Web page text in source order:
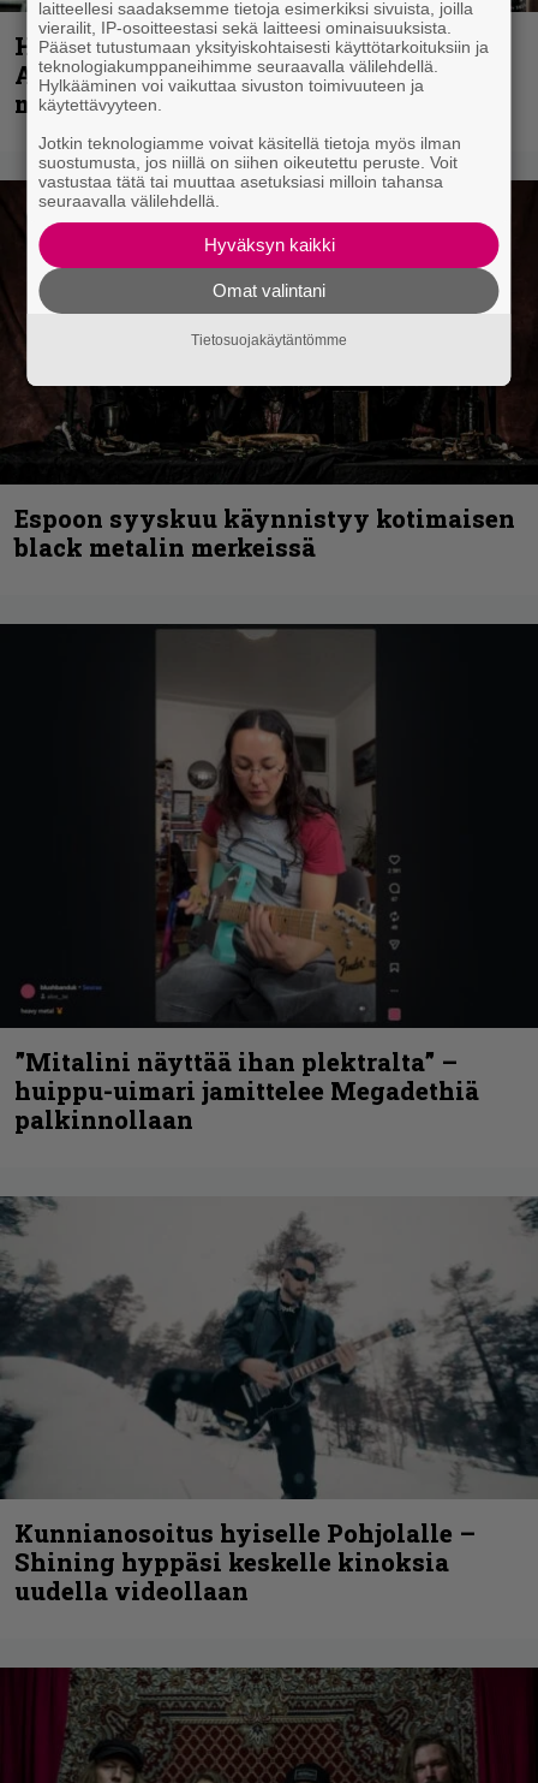
Hellsinki Metal Festival kuvina, osa 1 –
Accept, Carcass, Black Label Society ja
muita avauspäivän esiintyjiä
Espoon syyskuu käynnistyy kotimaisen
black metalin merkeissä
”Mitalini näyttää ihan plektralta” –
huippu-uimari jamittelee Megadethiä
palkinnollaan
Kunnianosoitus hyiselle Pohjolalle –
Shining hyppäsi keskelle kinoksia
uudella videollaan
laitteellesi saadaksemme tietoja esimerkiksi sivuista, joilla
vierailit, IP-osoitteestasi sekä laitteesi ominaisuuksista.
Pääset tutustumaan yksityiskohtaisesti käyttötarkoituksiin ja
teknologiakumppaneihimme seuraavalla välilehdellä.
Hylkääminen voi vaikuttaa sivuston toimivuuteen ja
käytettävyyteen.
Jotkin teknologiamme voivat käsitellä tietoja myös ilman
suostumusta, jos niillä on siihen oikeutettu peruste. Voit
vastustaa tätä tai muuttaa asetuksiasi milloin tahansa
seuraavalla välilehdellä.
Hyväksyn kaikki
Omat valintani
Tietosuojakäytäntömme